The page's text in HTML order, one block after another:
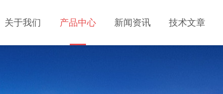
关于我们 产品中心 新闻资讯 技术文章